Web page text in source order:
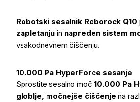
Robotski sesalnik Roborock Q10
zapletanju in napreden sistem
vsakodnevnem čiščenju.
10.000 Pa HyperForce sesanje
Sprostite sesalno moč 10.000 Pa
globlje, močnejše čiščenje na